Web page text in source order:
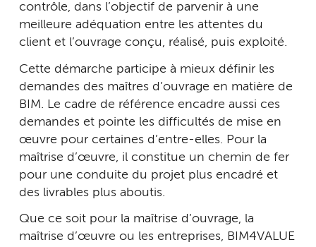
contrôle, dans l’objectif de parvenir à une
meilleure adéquation entre les attentes du
client et l’ouvrage conçu, réalisé, puis exploité.
Cette démarche participe à mieux définir les
demandes des maîtres d’ouvrage en matière de
BIM. Le cadre de référence encadre aussi ces
demandes et pointe les difficultés de mise en
œuvre pour certaines d’entre-elles. Pour la
maîtrise d’œuvre, il constitue un chemin de fer
pour une conduite du projet plus encadré et
des livrables plus aboutis.
Que ce soit pour la maîtrise d’ouvrage, la
maîtrise d’œuvre ou les entreprises, BIM4VALUE